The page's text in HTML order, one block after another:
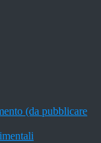
(da pubblicare